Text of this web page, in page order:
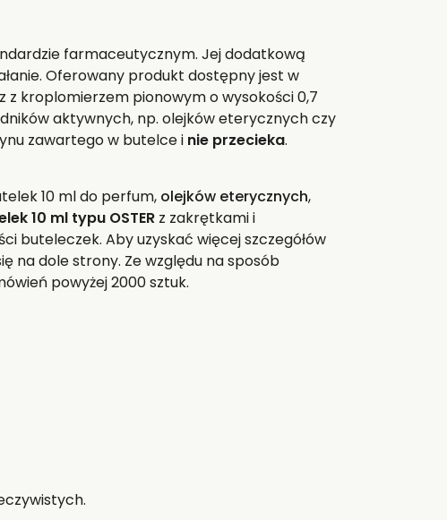
farmaceutycznym. Jej dodatkową
Oferowany produkt dostępny jest w
kroplomierzem pionowym o wysokości 0,7
aktywnych, np. olejków eterycznych czy
zawartego w butelce i nie przecieka.
10 ml do perfum, olejków eterycznych,
10 ml typu OSTER z zakrętkami i
buteleczek. Aby uzyskać więcej szczegółów
na dole strony. Ze względu na sposób
powyżej 2000 sztuk.